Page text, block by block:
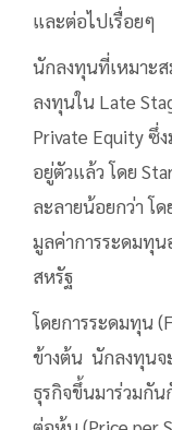
และต่อไปเรื่อยๆ
นักลงทุนที่เหมาะส
ลงทุนใน Late
Private Equity ซึ่
อยู่ตัวแล้ว โดย
ละลายน้อยกว่า โ
มูลค่าการระดมทุ
สหรัฐ
โดยการระดมทุน
ข้างต้น นักลงทุนจ
ธุรกิจขึ้นมาร่วมกัน